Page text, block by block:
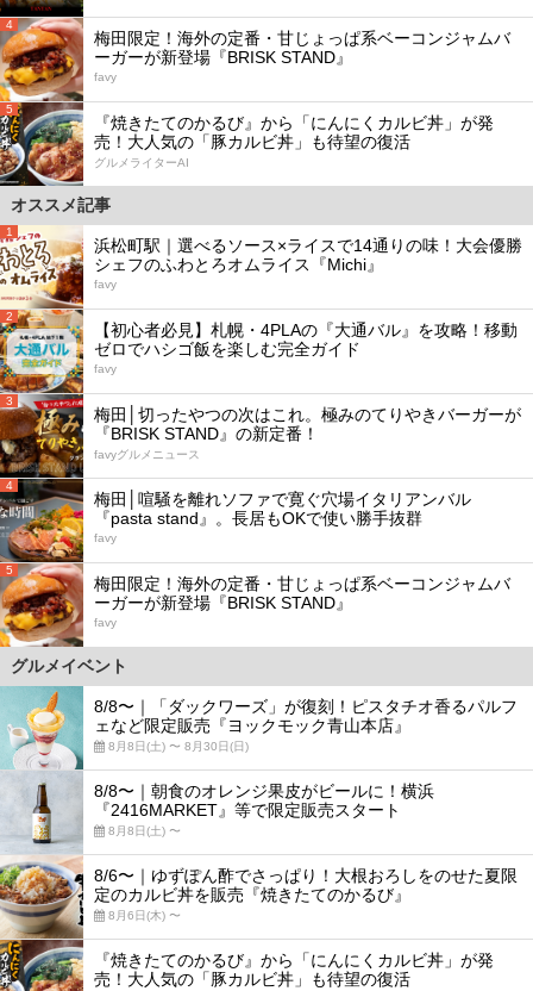
4
梅田限定！海外の定番・甘じょっぱ系ベーコンジャムバ
ーガーが新登場『BRISK STAND』
favy
5
『焼きたてのかるび』から「にんにくカルビ丼」が発
売！大人気の「豚カルビ丼」も待望の復活
グルメライターAI
オススメ記事
1
浜松町駅｜選べるソース×ライスで14通りの味！大会優勝
シェフのふわとろオムライス『Michi』
favy
2
【初心者必見】札幌・4PLAの『大通バル』を攻略！移動
ゼロでハシゴ飯を楽しむ完全ガイド
favy
3
梅田│切ったやつの次はこれ。極みのてりやきバーガーが
『BRISK STAND』の新定番！
favyグルメニュース
4
梅田│喧騒を離れソファで寛ぐ穴場イタリアンバル
『pasta stand』。長居もOKで使い勝手抜群
favy
5
梅田限定！海外の定番・甘じょっぱ系ベーコンジャムバ
ーガーが新登場『BRISK STAND』
favy
グルメイベント
8/8〜｜「ダックワーズ」が復刻！ピスタチオ香るパルフ
ェなど限定販売『ヨックモック青山本店』
8月8日(土) 〜 8月30日(日)
8/8〜｜朝食のオレンジ果皮がビールに！横浜
『2416MARKET』等で限定販売スタート
8月8日(土) 〜
8/6〜｜ゆずぽん酢でさっぱり！大根おろしをのせた夏限
定のカルビ丼を販売『焼きたてのかるび』
8月6日(木) 〜
『焼きたてのかるび』から「にんにくカルビ丼」が発
売！大人気の「豚カルビ丼」も待望の復活